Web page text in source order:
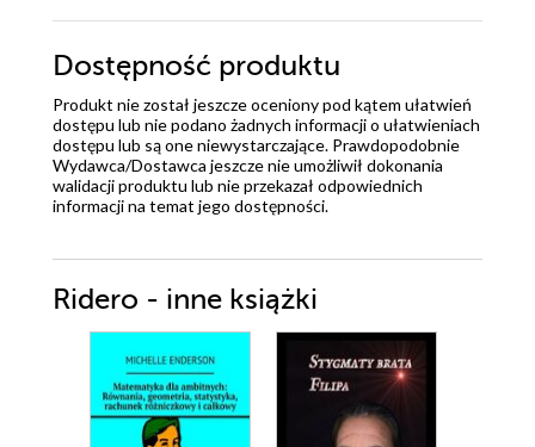
Dostępność produktu
Produkt nie został jeszcze oceniony pod kątem ułatwień
dostępu lub nie podano żadnych informacji o ułatwieniach
dostępu lub są one niewystarczające. Prawdopodobnie
Wydawca/Dostawca jeszcze nie umożliwił dokonania
walidacji produktu lub nie przekazał odpowiednich
informacji na temat jego dostępności.
Ridero - inne książki